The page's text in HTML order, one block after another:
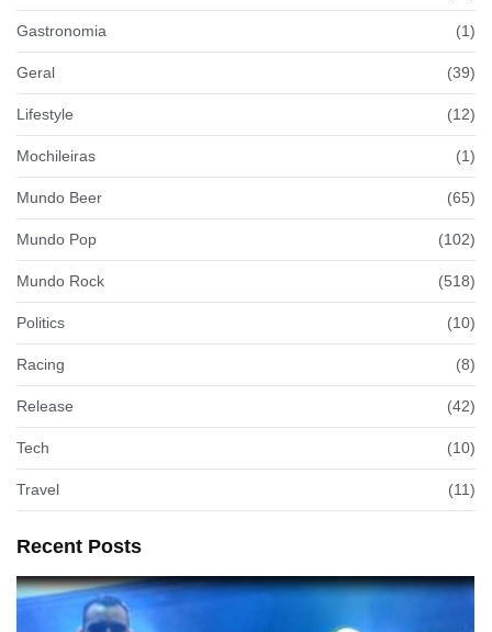
Gastronomia (1)
Geral (39)
Lifestyle (12)
Mochileiras (1)
Mundo Beer (65)
Mundo Pop (102)
Mundo Rock (518)
Politics (10)
Racing (8)
Release (42)
Tech (10)
Travel (11)
Recent Posts